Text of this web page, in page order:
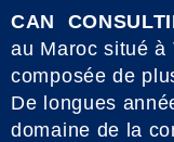
CAN
au Maroc situé à
composée de
De longues
domaine de la